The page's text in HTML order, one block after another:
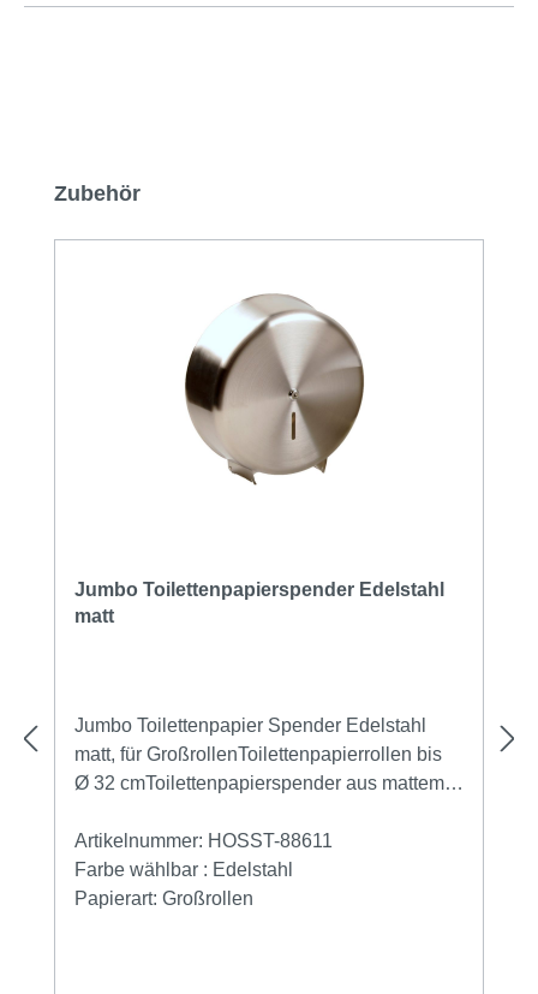
Produktgalerie überspringen
Zubehör
Jumbo Toilettenpapierspender Edelstahl
matt
Jumbo Toilettenpapier Spender Edelstahl
matt, für GroßrollenToilettenpapierrollen bis
Ø 32 cmToilettenpapierspender aus mattem
zu Ø 32 cm. Der Toilettenpapierspender ist
abschliessbar und hat ein Sichtfenster zur
Füllstandsanzeige. Somit kann auf einen
Artikelnummer: HOSST-88611
Farbe wählbar : Edelstahl
Papierart: Großrollen